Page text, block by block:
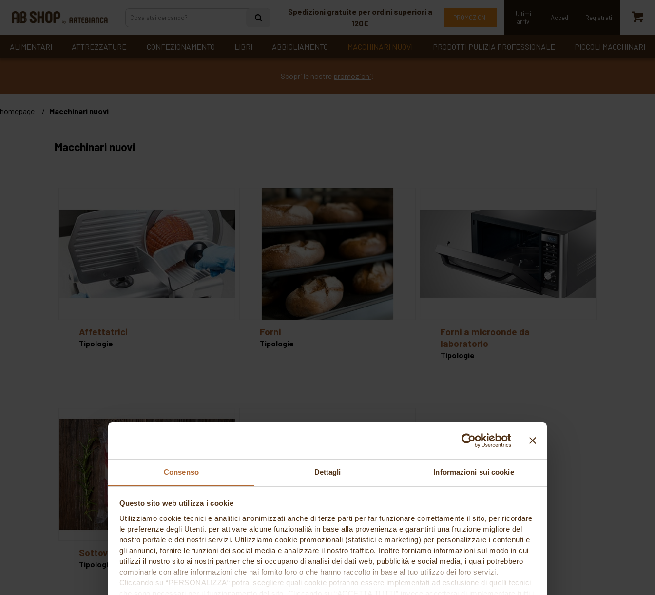
Consenso Dettagli Informazioni sui cookie
Questo sito web utilizza i cookie
Utilizziamo cookie tecnici e analitici anonimizzati anche di terze parti per far funzionare correttamente il sito, per ricordare
le preferenze degli Utenti. per attivare alcune funzionalità in base alla provenienza e garantirti una fruizione migliore del
nostro portale e dei nostri servizi. Utilizziamo cookie promozionali (statistici e marketing) per personalizzare i contenuti e
gli annunci, fornire le funzioni dei social media e analizzare il nostro traffico. Inoltre forniamo informazioni sul modo in cui
utilizzi il nostro sito ai nostri partner che si occupano di analisi dei dati web, pubblicità e social media, i quali potrebbero
combinarle con altre informazioni che hai fornito loro o che hanno raccolto in base al tuo utilizzo dei loro servizi.
Cliccando su “PERSONALIZZA“ potrai scegliere quali cookie potranno essere implementati ad esclusione di quelli tecnici
PROMOZIONI
Ultimi
arrivi
Accedi Registrati
Spedizioni gratuite per ordini superiori a
120€
ALIMENTARI ATTREZZATURE CONFEZIONAMENTO LIBRI ABBIGLIAMENTO MACCHINARI NUOVI PRODOTTI PULIZIA PROFESSIONALE PICCOLI MACCHINARI
Scopri le nostre promozioni!
homepage Macchinari nuovi
Macchinari nuovi
affettatrici
Tipologie
forni
Tipologie
forni a microonde da
laboratorio
Tipologie
sottovuoto a campana
Tipologie
accessori e ricambi nuovi
Tipologie